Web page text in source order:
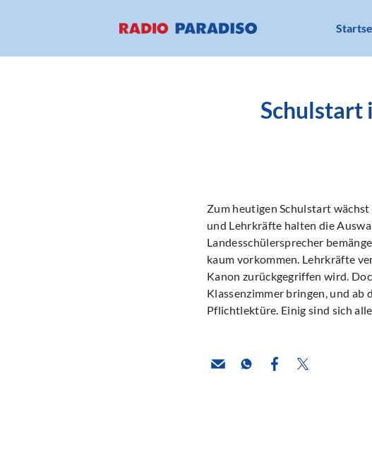
Schulstart
Zum heutigen Schulstart
und Lehrkräfte halten die
Landesschülersprecher
kaum vorkommen. Lehrkräfte
Kanon zurückgegriffen wird.
Klassenzimmer bringen, und ab
Pflichtlektüre. Einig sind sich